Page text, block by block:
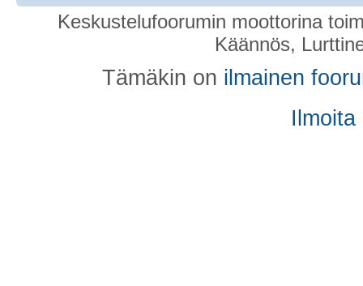
Keskustelufoorumin moottorina
Käännös,
Tämäkin on ilmainen